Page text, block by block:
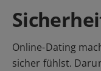
Online-Dating
sicher fühlst.